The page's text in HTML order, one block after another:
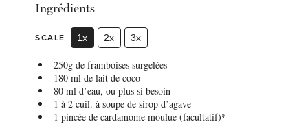
Ingrédients
SCALE 1x 2x 3x
250gde framboises surgelées
180ml de lait de coco
80ml d’eau, ou plus si besoin
1 à 2 cuil. à soupe de sirop d’agave
1 pincée de cardamome moulue (facultatif)*